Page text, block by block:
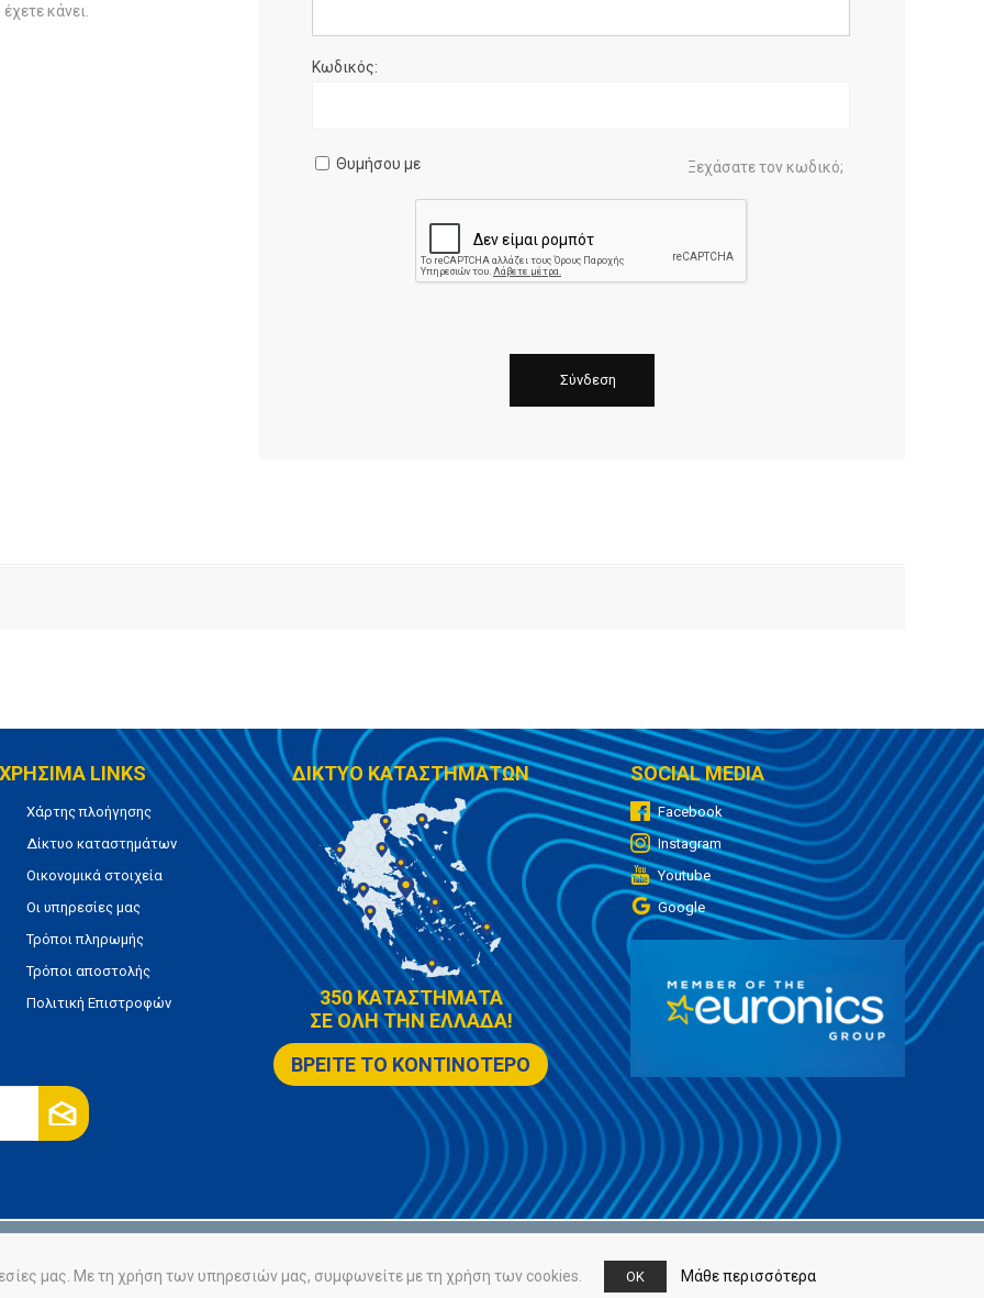
κάνει.
Κωδικός:
Θυμήσου με Ξεχάσατε τον κωδικό;
ΧΡΗΣΙΜΑ LINKS
Χάρτης πλοήγησης
Δίκτυο καταστημάτων
Οικονομικά στοιχεία
Οι υπηρεσίες μας
Τρόποι πληρωμής
Τρόποι αποστολής
Πολιτική Επιστροφών
ΔΙΚΤΥΟ ΚΑΤΑΣΤΗΜΑΤΩΝ
350 ΚΑΤΑΣΤΗΜΑΤΑ
ΣΕ ΟΛΗ ΤΗΝ ΕΛΛΑΔΑ!
ΒΡΕΙΤΕ ΤΟ ΚΟΝΤΙΝΟΤΕΡΟ
SOCIAL MEDIA
Facebook
Instagram
Youtube
Google
Powered bynopCommerce
μας. Με τη χρήση των υπηρεσιών μας, συμφωνείτε με τη χρήση των cookies. OK Μάθε περισσότερα